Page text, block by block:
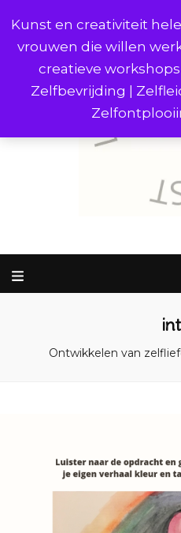
Kunst en creativiteit
vrouwen die willen
creatieve
Zelfbevrijding |
Ontwikkelen van